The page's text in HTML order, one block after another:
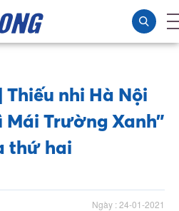
Thiếu nhi Hà Nội
Trường Xanh”
thứ hai
Ngày : 24-01-2021